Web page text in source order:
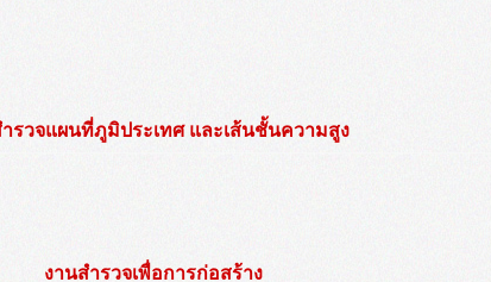
รวจแผนที่ภูมิประเทศ และเส้นชั้นความสูง
งานสำรวจเพื่อการก่อสร้าง